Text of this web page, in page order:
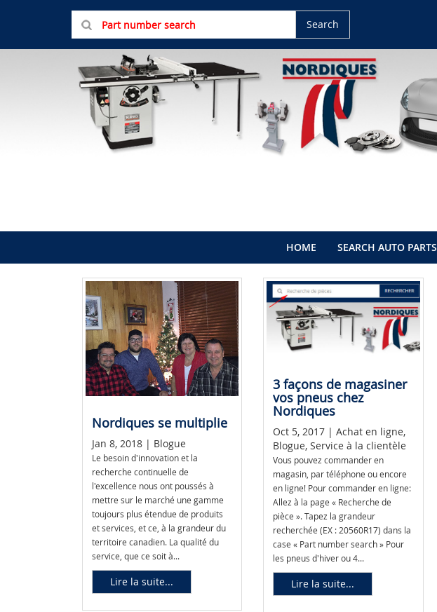
Search
HOME SEARCH AUTO PARTS
Nordiques se multiplie
Jan 8, 2018 | Blogue
Le besoin d'innovation et la
recherche continuelle de
l'excellence nous ont poussés à
mettre sur le marché une gamme
toujours plus étendue de produits
et services, et ce, à la grandeur du
territoire canadien. La qualité du
service, que ce soit à...
Lire la suite...
3 façons de magasiner
vos pneus chez
Nordiques
Oct 5, 2017 | Achat en ligne,
Blogue, Service à la clientèle
Vous pouvez commander en
magasin, par téléphone ou encore
en ligne! Pour commander en ligne:
Allez à la page « Recherche de
pièce ». Tapez la grandeur
recherchée (EX : 20560R17) dans la
case « Part number search » Pour
les pneus d'hiver ou 4...
Lire la suite...